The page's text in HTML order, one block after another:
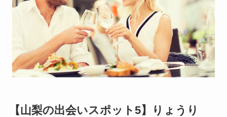
【山梨の出会いスポット5】りょうり